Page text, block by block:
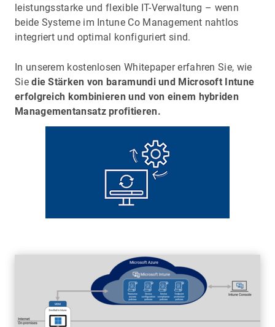
leistungsstarke und flexible IT-Verwaltung – wenn
beide Systeme im Intune Co Management nahtlos
integriert und optimal konfiguriert sind.
In unserem kostenlosen Whitepaper erfahren Sie, wie
Siedie Stärken von baramundi und Microsoft Intune
erfolgreich kombinieren und von einem hybriden
Managementansatz profitieren.